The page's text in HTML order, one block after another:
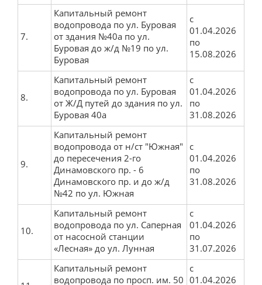
Руководство
Педагогический состав
Материально-техническое обеспечение и
оснащенность образовательного процесса.
Доступная среда
Платные образовательные услуги
Финансово-хозяйственная деятельность
Вакантные места для приема (перевода)
обучающихся
Международное сотрудничество
Организация питания в образовательной
организации
Ремонт сетей
Строительство, реконструкция и ремонт сетей
7.
Капитальный ремонт
водопровода по ул. Буровая
от здания №40а по ул.
Буровая до ж/д №19 по ул.
Буровая
с
01.04.2026
по
15.08.2026
8.
Капитальный ремонт
водопровода по ул. Буровая
от Ж/Д путей до здания по ул.
Буровая 40а
с
01.04.2026
по
31.08.2026
9.
Капитальный ремонт
водопровода от н/ст "Южная"
до пересечения 2-го
Динамовского пр. - 6
Динамовского пр. и до ж/д
№42 по ул. Южная
с
01.04.2026
по
31.08.2026
10.
Капитальный ремонт
водопровода по ул. Саперная
от насосной станции
«Лесная» до ул. Лунная
с
01.04.2026
по
31.07.2026
Капитальный ремонт
водопровода по просп. им. 50
с
01.04.2026